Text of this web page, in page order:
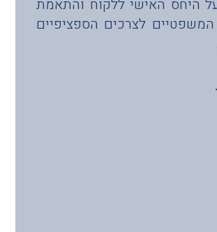
היחס האישי ללקוח והתאמת
לצרכים הספציפיים